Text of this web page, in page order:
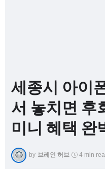
세종시 아이
서 놓치면 후
미니 혜택 완
by 브레인 허브 4 min